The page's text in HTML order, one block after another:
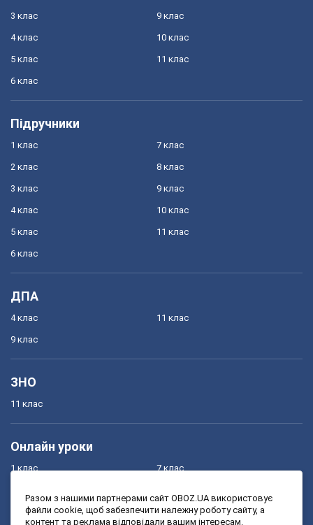
3 клас
4 клас
5 клас
6 клас
9 клас
10 клас
11 клас
Підручники
1 клас
2 клас
3 клас
4 клас
5 клас
6 клас
7 клас
8 клас
9 клас
10 клас
11 клас
ДПА
4 клас
9 клас
11 клас
ЗНО
11 клас
Онлайн уроки
1 клас
3 клас
7 клас
9 клас
Разом з нашими партнерами сайт OBOZ.UA використовує
файли cookie, щоб забезпечити належну роботу сайту, а
контент та реклама відповідали вашим інтересам.